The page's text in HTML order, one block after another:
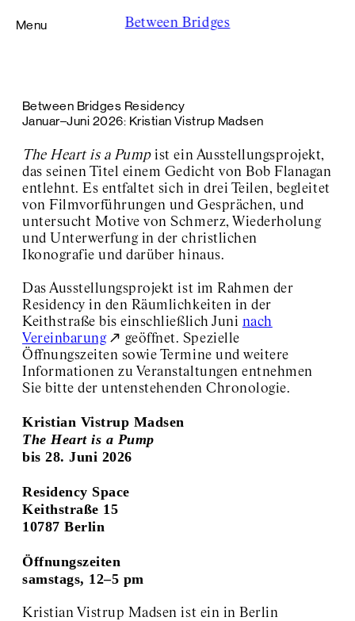
Between Bridges
Foundation
Residency
Kristian Vistrup Madsen
Wisrah C. V. da R. Celestino
Harry Hachmeister
Lucy Beech
Didem Pekün
Viscose
Yalda Afsah
Exhibition Space Adalbertstraße
About / Contact
Menu
Between Bridges Residency
Januar–Juni 2026: Kristian Vistrup Madsen
The Heart is a Pumpist ein Ausstellungsprojekt,
das seinen Titel einem Gedicht von Bob Flanagan
entlehnt. Es entfaltet sich in drei Teilen, begleitet
von Filmvorführungen und Gesprächen, und
untersucht Motive von Schmerz, Wiederholung
und Unterwerfung in der christlichen
Ikonografie und darüber hinaus.
Das Ausstellungsprojektist im Rahmen der
Residency in den Räumlichkeiten in der
Keithstraße bis einschließlich Juni nach
Vereinbarung
geöffnet. Spezielle
Öffnungszeiten sowie Termine und weitere
Informationen zu Veranstaltungen entnehmen
Sie bitte der untenstehenden Chronologie.
Kristian Vistrup Madsen
The Heart is a Pump
bis 28. Juni 2026
Residency Space
Keithstraße 15
10787 Berlin
Öffnungszeiten
samstags, 12–5 pm
Kristian Vistrup Madsen ist ein in Berlin